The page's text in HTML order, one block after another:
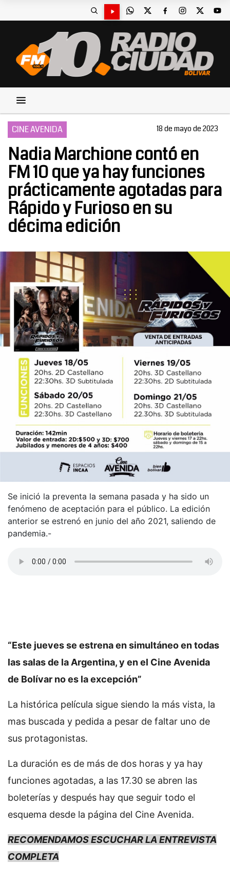
CINE AVENIDA 18 de mayo de 2023
Nadia Marchione contó en
FM 10 que ya hay funciones
prácticamente agotadas para
Rápido y Furioso en su
décima edición
Se inició la preventa la semana pasada y ha sido un
fenómeno de aceptación para el público. La edición
anterior se estrenó en junio del año 2021, saliendo de
pandemia.-
“Este jueves se estrena en simultáneo en todas
las salas de la Argentina, y en el Cine Avenida
de Bolívar no es la excepción”
La histórica película sigue siendo la más vista, la
mas buscada y pedida a pesar de faltar uno de
sus protagonistas.
La duración es de más de dos horas y ya hay
funciones agotadas, a las 17.30 se abren las
boleterías y después hay que seguir todo el
esquema desde la página del Cine Avenida.
RECOMENDAMOS ESCUCHAR LA ENTREVISTA
COMPLETA